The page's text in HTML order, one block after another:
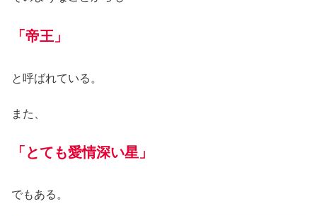
「帝王」
と呼ばれている。
また、
「とても愛情深い星」
でもある。